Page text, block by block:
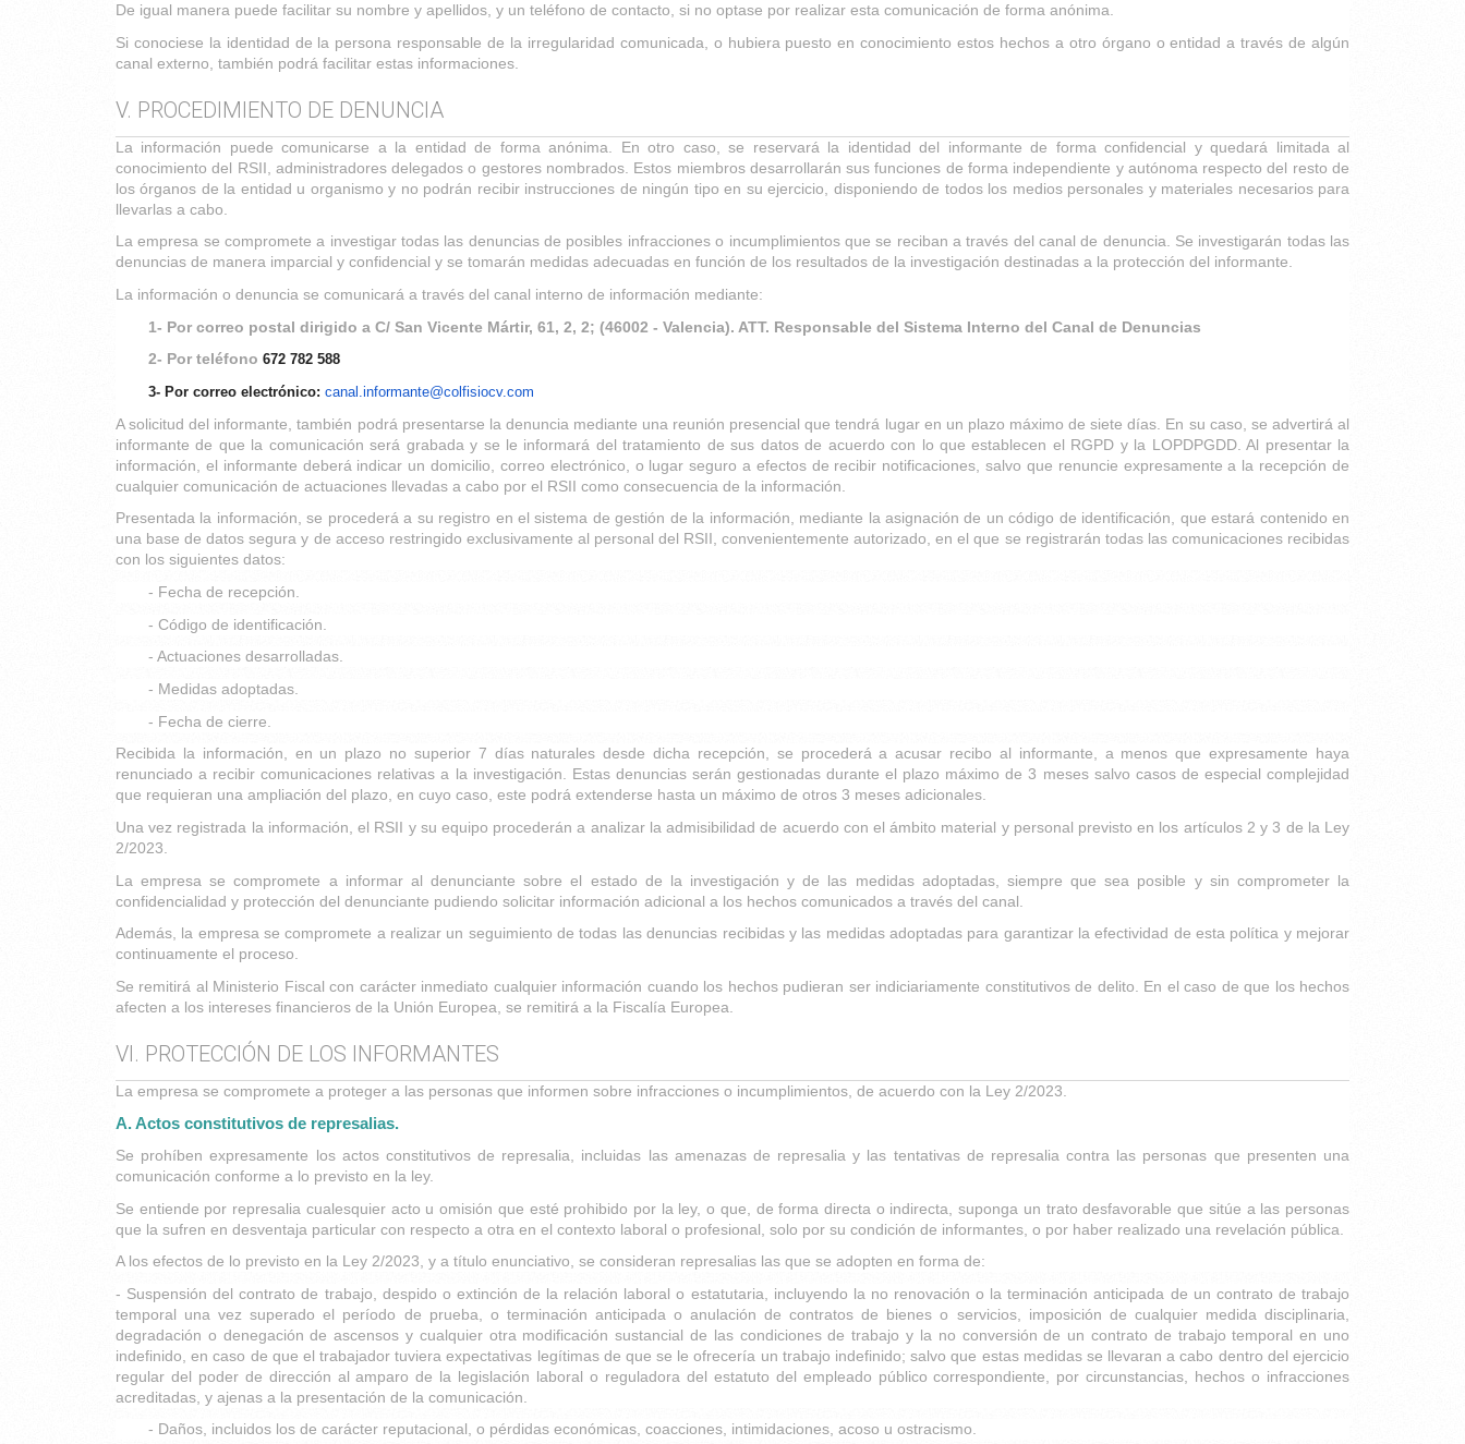
De igual manera puede facilitar su nombre y apellidos, y un teléfono de contacto, si no optase por realizar esta comunicación de forma anónima.
Si conociese la identidad de la persona responsable de la irregularidad comunicada, o hubiera puesto en conocimiento estos hechos a otro órgano o entidad a través de algún
canal externo, también podrá facilitar estas informaciones.
V. PROCEDIMIENTO DE DENUNCIA
La información puede comunicarse a la entidad de forma anónima. En otro caso, se reservará la identidad del informante de forma confidencial y quedará limitada al
conocimiento del RSII, administradores delegados o gestores nombrados. Estos miembros desarrollarán sus funciones de forma independiente y autónoma respecto del resto de
los órganos de la entidad u organismo y no podrán recibir instrucciones de ningún tipo en su ejercicio, disponiendo de todos los medios personales y materiales necesarios para
llevarlas a cabo.
La empresa se compromete a investigar todas las denuncias de posibles infracciones o incumplimientos que se reciban a través del canal de denuncia. Se investigarán todas las
denuncias de manera imparcial y confidencial y se tomarán medidas adecuadas en función de los resultados de la investigación destinadas a la protección del informante.
La información o denuncia se comunicará a través del canal interno de información mediante:
1- Por correo postal dirigido a C/ San Vicente Mártir, 61, 2, 2; (46002 - Valencia). ATT. Responsable del Sistema Interno del Canal de Denuncias
2- Por teléfono 672 782 588
3- Por correo electrónico: canal.informante@colfisiocv.com
A solicitud del informante, también podrá presentarse la denuncia mediante una reunión presencial que tendrá lugar en un plazo máximo de siete días. En su caso, se advertirá al
informante de que la comunicación será grabada y se le informará del tratamiento de sus datos de acuerdo con lo que establecen el RGPD y la LOPDPGDD. Al presentar la
información, el informante deberá indicar un domicilio, correo electrónico, o lugar seguro a efectos de recibir notificaciones, salvo que renuncie expresamente a la recepción de
cualquier comunicación de actuaciones llevadas a cabo por el RSII como consecuencia de la información.
Presentada la información, se procederá a su registro en el sistema de gestión de la información, mediante la asignación de un código de identificación, que estará contenido en
una base de datos segura y de acceso restringido exclusivamente al personal del RSII, convenientemente autorizado, en el que se registrarán todas las comunicaciones recibidas
con los siguientes datos:
- Fecha de recepción.
- Código de identificación.
- Actuaciones desarrolladas.
- Medidas adoptadas.
- Fecha de cierre.
Recibida la información, en un plazo no superior 7 días naturales desde dicha recepción, se procederá a acusar recibo al informante, a menos que expresamente haya
renunciado a recibir comunicaciones relativas a la investigación. Estas denuncias serán gestionadas durante el plazo máximo de 3 meses salvo casos de especial complejidad
que requieran una ampliación del plazo, en cuyo caso, este podrá extenderse hasta un máximo de otros 3 meses adicionales.
Una vez registrada la información, el RSII y su equipo procederán a analizar la admisibilidad de acuerdo con el ámbito material y personal previsto en los artículos 2 y 3 de la Ley
2/2023.
La empresa se compromete a informar al denunciante sobre el estado de la investigación y de las medidas adoptadas, siempre que sea posible y sin comprometer la
confidencialidad y protección del denunciante pudiendo solicitar información adicional a los hechos comunicados a través del canal.
Además, la empresa se compromete a realizar un seguimiento de todas las denuncias recibidas y las medidas adoptadas para garantizar la efectividad de esta política y mejorar
continuamente el proceso.
Se remitirá al Ministerio Fiscal con carácter inmediato cualquier información cuando los hechos pudieran ser indiciariamente constitutivos de delito. En el caso de que los hechos
afecten a los intereses financieros de la Unión Europea, se remitirá a la Fiscalía Europea.
VI. PROTECCIÓN DE LOS INFORMANTES
La empresa se compromete a proteger a las personas que informen sobre infracciones o incumplimientos, de acuerdo con la Ley 2/2023.
A. Actos constitutivos de represalias.
Se prohíben expresamente los actos constitutivos de represalia, incluidas las amenazas de represalia y las tentativas de represalia contra las personas que presenten una
comunicación conforme a lo previsto en la ley.
Se entiende por represalia cualesquier acto u omisión que esté prohibido por la ley, o que, de forma directa o indirecta, suponga un trato desfavorable que sitúe a las personas
que la sufren en desventaja particular con respecto a otra en el contexto laboral o profesional, solo por su condición de informantes, o por haber realizado una revelación pública.
A los efectos de lo previsto en la Ley 2/2023, y a título enunciativo, se consideran represalias las que se adopten en forma de:
- Suspensión del contrato de trabajo, despido o extinción de la relación laboral o estatutaria, incluyendo la no renovación o la terminación anticipada de un contrato de trabajo
temporal una vez superado el período de prueba, o terminación anticipada o anulación de contratos de bienes o servicios, imposición de cualquier medida disciplinaria,
degradación o denegación de ascensos y cualquier otra modificación sustancial de las condiciones de trabajo y la no conversión de un contrato de trabajo temporal en uno
indefinido, en caso de que el trabajador tuviera expectativas legítimas de que se le ofrecería un trabajo indefinido; salvo que estas medidas se llevaran a cabo dentro del ejercicio
regular del poder de dirección al amparo de la legislación laboral o reguladora del estatuto del empleado público correspondiente, por circunstancias, hechos o infracciones
acreditadas, y ajenas a la presentación de la comunicación.
- Daños, incluidos los de carácter reputacional, o pérdidas económicas, coacciones, intimidaciones, acoso u ostracismo.